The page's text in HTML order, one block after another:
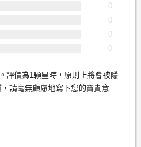
0
0
0
0
評價為1顆星時，原則上將會被隱
請毫無顧慮地寫下您的寶貴意